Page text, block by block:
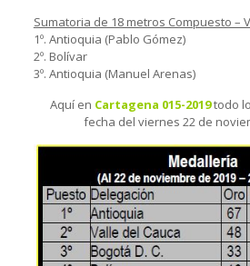
Sumatoria de 18 metros Compuesto –
1º. Antioquia (Pablo Gómez)
2º. Bolívar
3º. Antioquia (Manuel Arenas)
Aquí en Cartagena 015-2019todo
fecha del viernes 22 de